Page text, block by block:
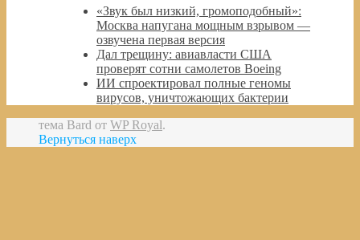
«Звук был низкий, громоподобный»:
Москва напугана мощным взрывом —
озвучена первая версия
Дал трещину: авиавласти США
проверят сотни самолетов Boeing
ИИ спроектировал полные геномы
вирусов, уничтожающих бактерии
тема Bard от WP Royal.
Вернуться наверх